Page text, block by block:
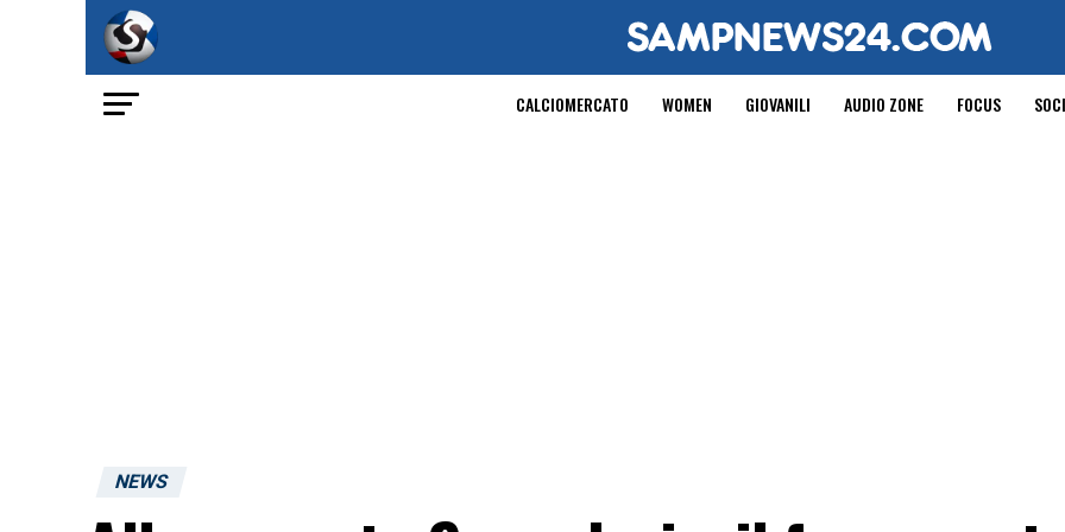
CALCIOMERCATO WOMEN GIOVANILI AUDIO ZONE FOCUS
NEWS